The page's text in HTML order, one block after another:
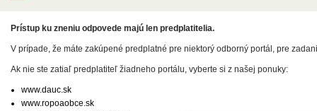
Prístup ku zneniu odpovede majú len predplatitelia.
V prípade, že máte zakúpené predplatné pre niektorý odborný portál, pre
Ak nie ste zatiaľ predplatiteľ žiadneho portálu, vyberte si z našej ponuky:
www.dauc.sk
www.ropoaobce.sk